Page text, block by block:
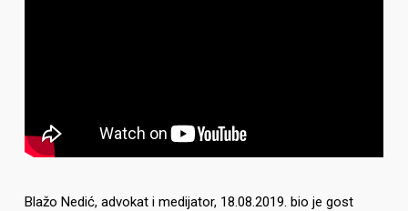
Blažo Nedić, advokat i medijator, 18.08.2019. bio je gost